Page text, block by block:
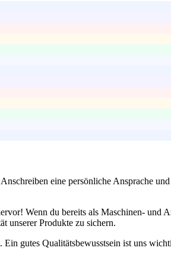
eine persönliche Ansprache
Wenn du bereits als Maschinen- und
unserer Produkte zu sichern.
gutes Qualitätsbewusstsein ist uns